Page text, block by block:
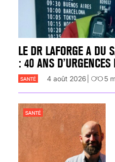
LE DR LAFORGE A DU
: 40 ANS D’URGENCES
SANTÉ 4 août 2026 5
SANTÉ